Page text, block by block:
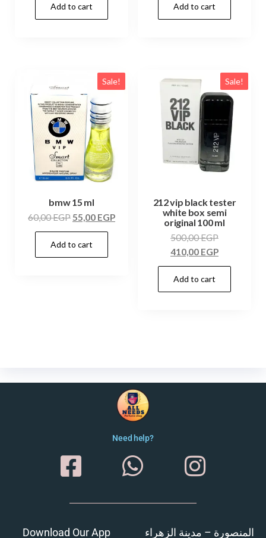
Add to cart Add to cart
Sale!
bmw 15 ml
60,00EGP55,00 EGP
Add to cart
Sale!
212 vip black tester
white box semi
original 100 ml
500,00EGP
410,00 EGP
Add to cart
Need help?
Download Our App المنصورة – مدينة الزهراء